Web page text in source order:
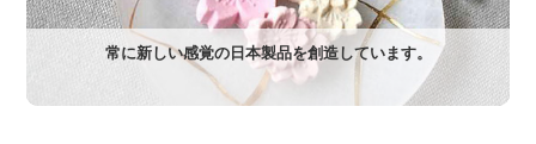
常に新しい感覚の日本製品を創造しています。